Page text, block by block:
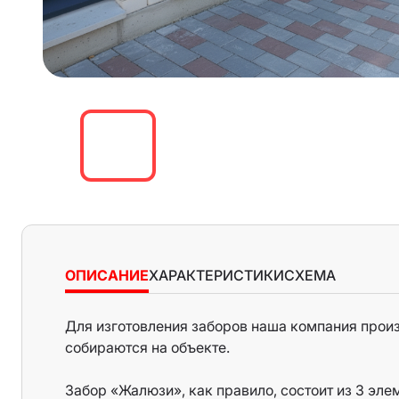
ОПИСАНИЕХАРАКТЕРИСТИКИСХЕМА
Для изготовления заборов наша компания
собираются на объекте.
Забор «Жалюзи», как правило, состоит из 3
Характеристики:
нахлестом минимум 5 мм.